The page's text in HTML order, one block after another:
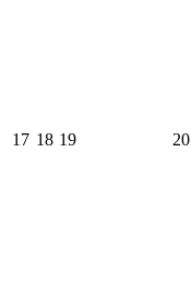
17 18 19 20